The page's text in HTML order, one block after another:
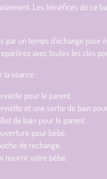
Les bénéfices de ce
par un temps d’échange
avec toutes les clés
la séance :
pour le parent.
et une sortie de bain
de bain pour le parent.
pour bébé.
de rechange.
nourrir votre bébé.